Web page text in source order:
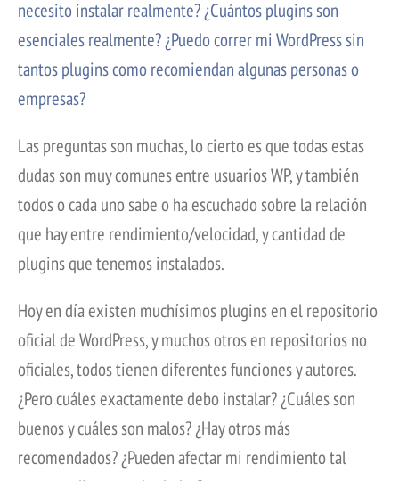
necesito instalar realmente? ¿Cuántos plugins son
esenciales realmente? ¿Puedo correr mi WordPress sin
tantos plugins como recomiendan algunas personas o
empresas?
Las preguntas son muchas, lo cierto es que todas estas
dudas son muy comunes entre usuarios WP, y también
todos o cada uno sabe o ha escuchado sobre la relación
que hay entre rendimiento/velocidad, y cantidad de
plugins que tenemos instalados.
Hoy en día existen muchísimos plugins en el repositorio
oficial de WordPress, y muchos otros en repositorios no
oficiales, todos tienen diferentes funciones y autores.
¿Pero cuáles exactamente debo instalar? ¿Cuáles son
buenos y cuáles son malos? ¿Hay otros más
recomendados? ¿Pueden afectar mi rendimiento tal